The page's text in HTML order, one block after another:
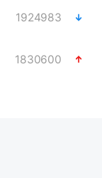
1924983
1830600